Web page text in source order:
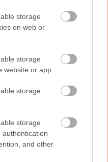
storage
on web or
storage
website or app.
storage
storage
authentication
and other